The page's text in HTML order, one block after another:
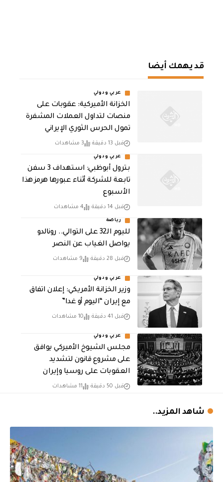
قد يهمك أيضا
عربي ودولي
الخزانة الأميركية: عقوبات على
منصات لتداول العملات المشفرة
تمول الحرس الثوري الإيراني
قبل 13 دقيقة 3 مشاهدات
عربي ودولي
بترول أبوظبي: استهداف 3 سفن
تابعة للشركة أثناء عبورها هرمز هذا
الأسبوع
قبل 14 دقيقة 4 مشاهدات
رياضة
لليوم الـ32 على التوالي.. رونالدو
يواصل الغياب عن النصر
قبل 28 دقيقة 9 مشاهدات
عربي ودولي
وزير الخزانة الأمريكي: إعلان اتفاق
مع إيران “اليوم أو غدا”
قبل 41 دقيقة 10 مشاهدات
عربي ودولي
مجلس الشيوخ الأميركي يوافق
على مشروع قانون لتشديد
العقوبات على روسيا وإيران
قبل 50 دقيقة 11 مشاهدات
شاهد المزيد..